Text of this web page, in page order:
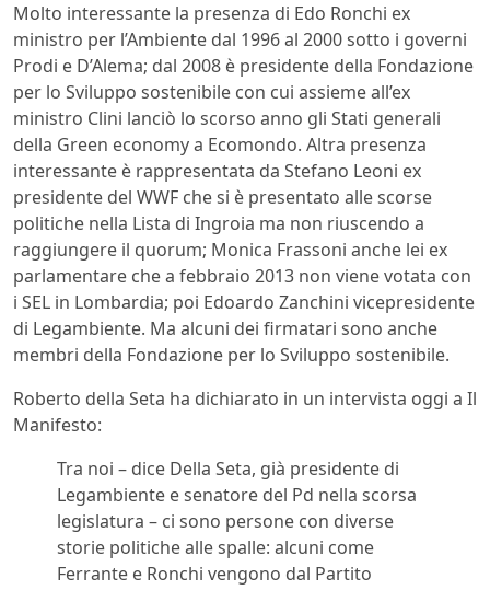
Molto interessante la presenza di Edo Ronchi ex
ministro per l’Ambiente dal 1996 al 2000 sotto i governi
Prodi e D’Alema; dal 2008 è presidente della Fondazione
per lo Sviluppo sostenibile con cui assieme all’ex
ministro Clini lanciò lo scorso anno gli Stati generali
della Green economy a Ecomondo. Altra presenza
interessante è rappresentata da Stefano Leoni ex
presidente del WWF che si è presentato alle scorse
politiche nella Lista di Ingroia ma non riuscendo a
raggiungere il quorum; Monica Frassoni anche lei ex
parlamentare che a febbraio 2013 non viene votata con
i SEL in Lombardia; poi Edoardo Zanchini vicepresidente
di Legambiente. Ma alcuni dei firmatari sono anche
membri della Fondazione per lo Sviluppo sostenibile.
Roberto della Seta ha dichiarato in un intervista oggi a Il
Manifesto:
Tra noi – dice Della Seta, già presidente di
Legambiente e senatore del Pd nella scorsa
legislatura – ci sono persone con diverse
storie politiche alle spalle: alcuni come
Ferrante e Ronchi vengono dal Partito